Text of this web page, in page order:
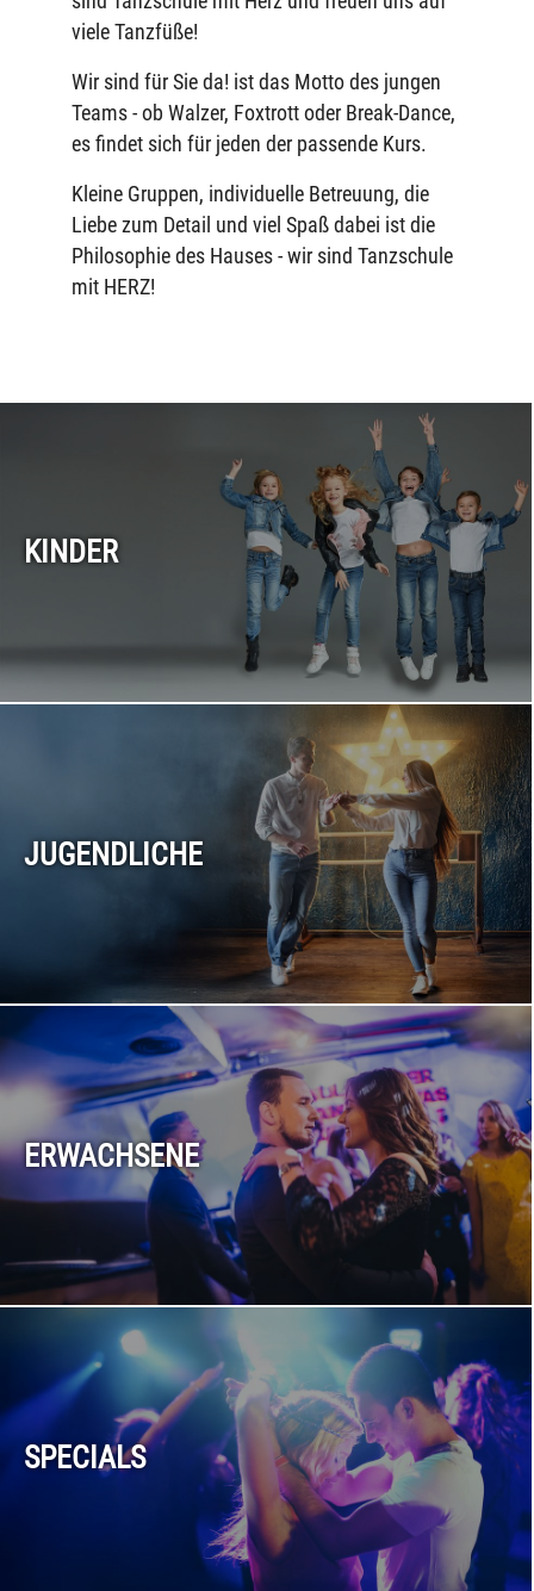
viele Tanzfüße!
Wir sind für Sie da! ist das Motto des jungen
Teams - ob Walzer, Foxtrott oder Break-Dance,
es findet sich für jeden der passende Kurs.
Kleine Gruppen, individuelle Betreuung, die
Liebe zum Detail und viel Spaß dabei ist die
Philosophie des Hauses - wir sind Tanzschule
mit HERZ!
KINDER
JUGENDLICHE
ERWACHSENE
SPECIALS